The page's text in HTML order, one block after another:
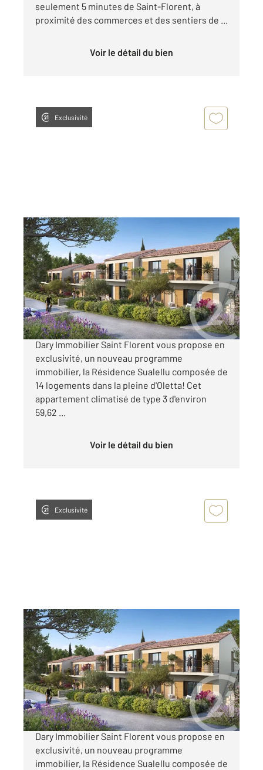
seulement 5 minutes de Saint-Florent, à
proximité des commerces et des sentiers de ...
Voir le détail du bien
Exclusivité
OLETTA 202
59,62 m2, 3 pièces
Ref : 773
Appartement T3 à vendre
230 000 €
OFFRE DE LANCEMENT L'agence Century21
Dary Immobilier Saint Florent vous propose en
exclusivité, un nouveau programme
immobilier, la Résidence Sualellu composée de
14 logements dans la pleine d'Oletta! Cet
appartement climatisé de type 3 d'environ
59,62 ...
Voir le détail du bien
Exclusivité
OLETTA 202
38,46 m2, 2 pièces
Ref : 772
Appartement T2 à vendre
153 000 €
OFFRE DE LANCEMENT L'agence Century21
Dary Immobilier Saint Florent vous propose en
exclusivité, un nouveau programme
immobilier, la Résidence Sualellu composée de